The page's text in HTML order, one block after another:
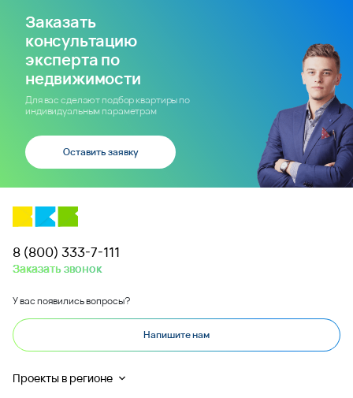
Заказать
консультацию
эксперта по
недвижимости
Для вас сделают подбор квартиры по
индивидуальным параметрам
Оставить заявку
8 (800) 333-7-111
Заказать звонок
У вас появились вопросы?
Напишите нам
Проекты в регионе